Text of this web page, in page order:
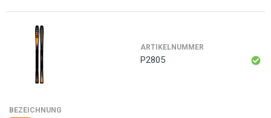
ARTIKELNUMMER
P2805
BEZEICHNUNG